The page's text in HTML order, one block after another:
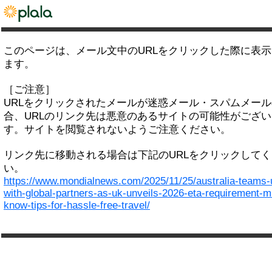
このページは、メール文中のURLをクリックした際に表
ます。
［ご注意］
URLをクリックされたメールが迷惑メール・スパムメー
合、URLのリンク先は悪意のあるサイトの可能性がござ
す。サイトを閲覧されないようご注意ください。
リンク先に移動される場合は下記のURLをクリックして
い。
https://www.mondialnews.com/2025/11/25/australia-
with-global-partners-as-uk-unveils-2026-eta-requirement-
know-tips-for-hassle-free-travel/